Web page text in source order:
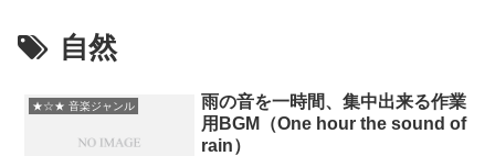
自然
★☆★ 音楽ジャンル
雨の音を一時間、集中出来る作業
用BGM（One hour the sound of
rain）